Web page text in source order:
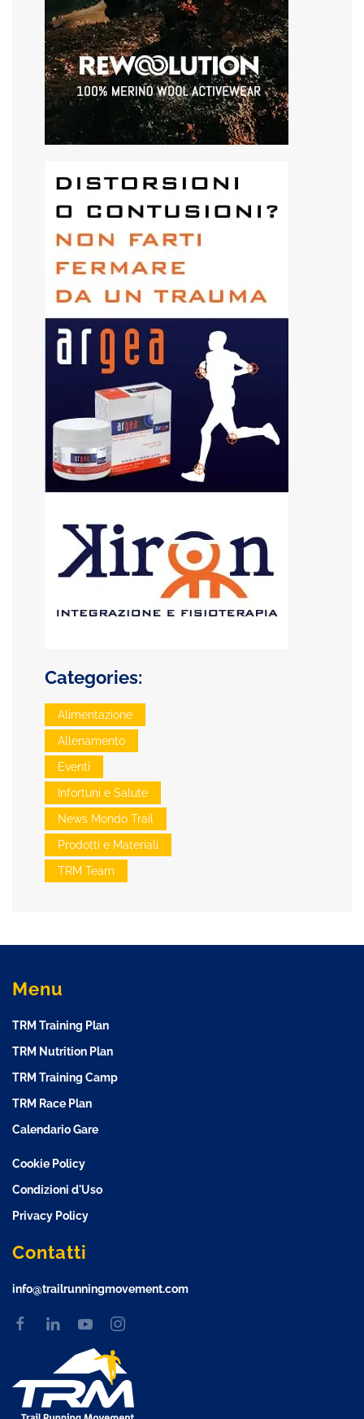
Categories:
Alimentazione
Allenamento
Eventi
Infortuni e Salute
News Mondo Trail
Prodotti e Materiali
TRM Team
Menu
TRM Training Plan
TRM Nutrition Plan
TRM Training Camp
TRM Race Plan
Calendario Gare
Cookie Policy
Condizioni d'Uso
Privacy Policy
Contatti
info@trailrunningmovement.com